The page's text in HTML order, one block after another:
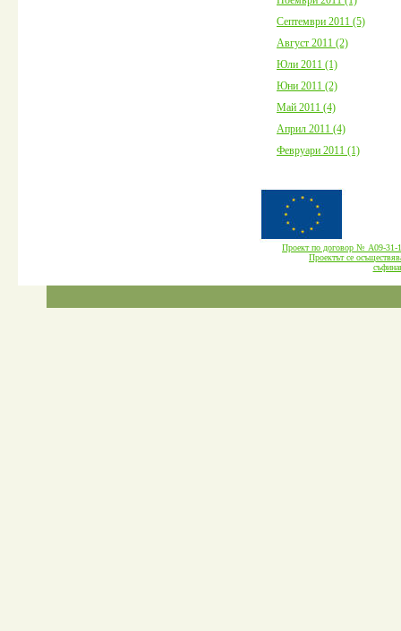
Септември 2011 (5)
Август 2011 (2)
Юли 2011 (1)
Юни 2011 (2)
Май 2011 (4)
Април 2011 (4)
Февруари 2011 (1)
Проект по договор № А09-
Проектът се